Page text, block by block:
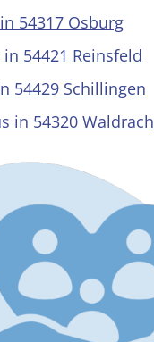
54317 Osburg
54421 Reinsfeld
54429 Schillingen
in 54320 Waldrach